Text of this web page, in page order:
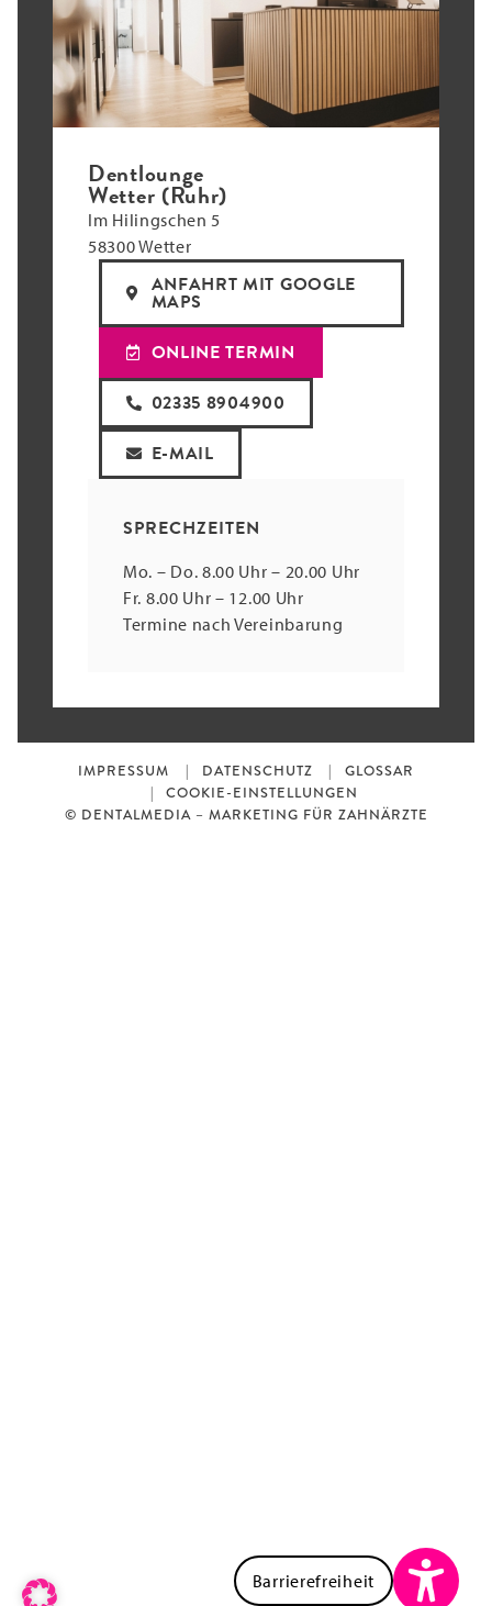
Dentlounge
Wetter (Ruhr)
Im Hilingschen 5
58300 Wetter
ANFAHRT MIT GOOGLE
MAPS
ONLINE TERMIN
02335 8904900
E-MAIL
SPRECHZEITEN
Mo. – Do. 8.00 Uhr – 20.00 Uhr
Fr. 8.00 Uhr – 12.00 Uhr
Termine nach Vereinbarung
IMPRESSUM DATENSCHUTZ
GLOSSAR
COOKIE-EINSTELLUNGEN
© DENTALMEDIA – MARKETING FÜR ZAHNÄRZTE
Barrierefreiheit